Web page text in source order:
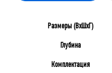
Размеры (ВхШхГ)
Глубина
Комплектация